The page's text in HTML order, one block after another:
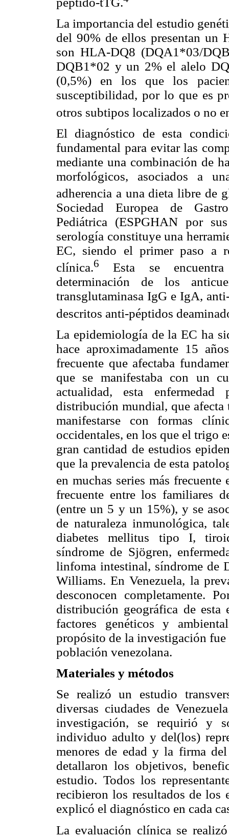
La importancia del estudio
del 90% de ellos presentan
son HLA-DQ8 (DQA1*03/
DQB1*02 y un 2% el alelo
(0,5%) en los que los
susceptibilidad, por lo que es
otros subtipos localizados o no
El diagnóstico de esta
fundamental para evitar las
mediante una combinación de
morfológicos, asociados a
adherencia a una dieta libre de
Sociedad Europea de
Pediátrica (ESPGHAN por
serología constituye una
EC, siendo el primer paso a
clínica.6
Esta se
determinación de los
transglutaminasa IgG e IgA,
descritos anti-péptidos
La epidemiología de la EC ha
hace aproximadamente 15
frecuente que afectaba
que se manifestaba con un
actualidad, esta
distribución mundial, que afecta
manifestarse con formas
occidentales, en los que el trigo
gran cantidad de estudios
que la prevalencia de esta
en muchas series más
frecuente entre los familiares
(entre un 5 y un 15%), y se
de naturaleza inmunológica,
diabetes mellitus tipo I,
síndrome de Sjögren,
linfoma intestinal, síndrome de
Williams. En Venezuela, la
desconocen completamente.
distribución geográfica de esta
factores genéticos y
propósito de la investigación
población venezolana.
Materiales y métodos
Se realizó un estudio
diversas ciudades de
investigación, se requirió y
individuo adulto y del(los)
menores de edad y la firma
detallaron los objetivos,
estudio. Todos los
recibieron los resultados de los
explicó el diagnóstico en cada
La evaluación clínica se